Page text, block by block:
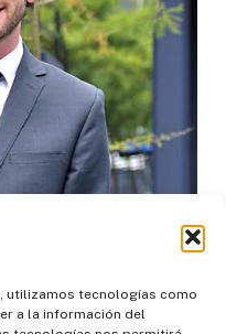
utilizamos tecnologías como
a la información del